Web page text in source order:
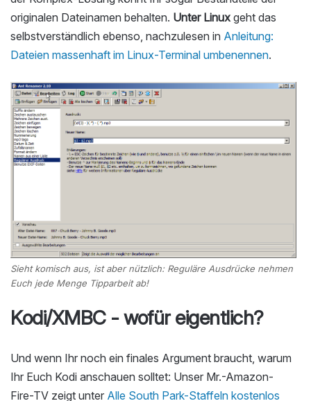
originalen Dateinamen behalten. Unter Linux geht das
selbstverständlich ebenso, nachzulesen in Anleitung:
Dateien massenhaft im Linux-Terminal umbenennen.
Sieht komisch aus, ist aber nützlich: Reguläre Ausdrücke nehmen
Euch jede Menge Tipparbeit ab!
Kodi/XMBC - wofür eigentlich?
Und wenn Ihr noch ein finales Argument braucht, warum
Ihr Euch Kodi anschauen solltet: Unser Mr.-Amazon-
Fire-TV zeigt unter Alle South Park-Staffeln kostenlos